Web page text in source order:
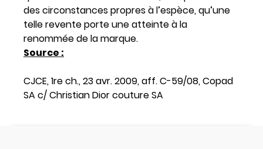
des circonstances propres à l’espèce, qu’une
telle revente porte une atteinte à la
renommée de la marque.
Source :
CJCE, 1re ch., 23 avr. 2009, aff. C-59/08, Copad
SA c/ Christian Dior couture SA